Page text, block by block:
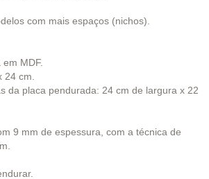
com mais espaços (nichos).
MDF.
24 cm.
da placa pendurada: 24 cm de largura x 22
9 mm de espessura, com a técnica de